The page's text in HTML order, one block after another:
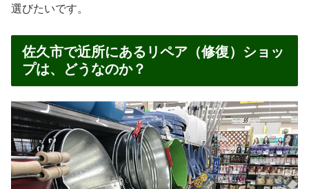
選びたいです。
佐久市で近所にあるリペア（修復）ショッ
プは、どうなのか？